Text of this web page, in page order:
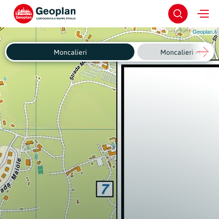
Geoplan.it
Moncalieri Moncalieri -